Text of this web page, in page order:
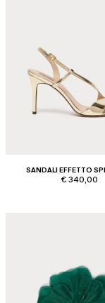
SANDALI EFFETTO
€ 340,00